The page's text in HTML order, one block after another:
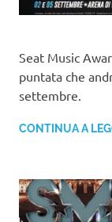
Seat Music
puntata che
settembre.
CONTINUA A